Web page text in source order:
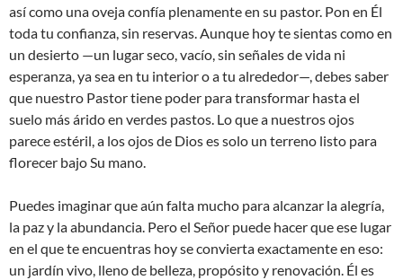
así como una oveja confía plenamente en su pastor. Pon en Él
toda tu confianza, sin reservas. Aunque hoy te sientas como en
un desierto —un lugar seco, vacío, sin señales de vida ni
esperanza, ya sea en tu interior o a tu alrededor—, debes saber
que nuestro Pastor tiene poder para transformar hasta el
suelo más árido en verdes pastos. Lo que a nuestros ojos
parece estéril, a los ojos de Dios es solo un terreno listo para
florecer bajo Su mano.
Puedes imaginar que aún falta mucho para alcanzar la alegría,
la paz y la abundancia. Pero el Señor puede hacer que ese lugar
en el que te encuentras hoy se convierta exactamente en eso:
un jardín vivo, lleno de belleza, propósito y renovación. Él es